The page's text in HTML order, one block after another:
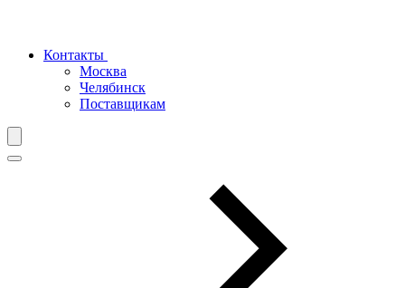
Контакты
Москва
Челябинск
Поставщикам